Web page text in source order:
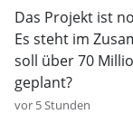
Das Projekt ist
Es steht im
soll über 70
geplant?
vor 5 Stunden